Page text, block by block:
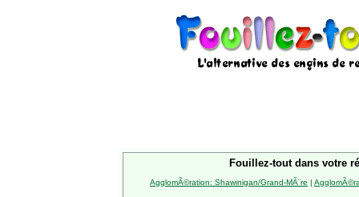
Fouillez-tout dans votre
AgglomÃ©ration: Shawinigan/Grand-MÃ¨re |